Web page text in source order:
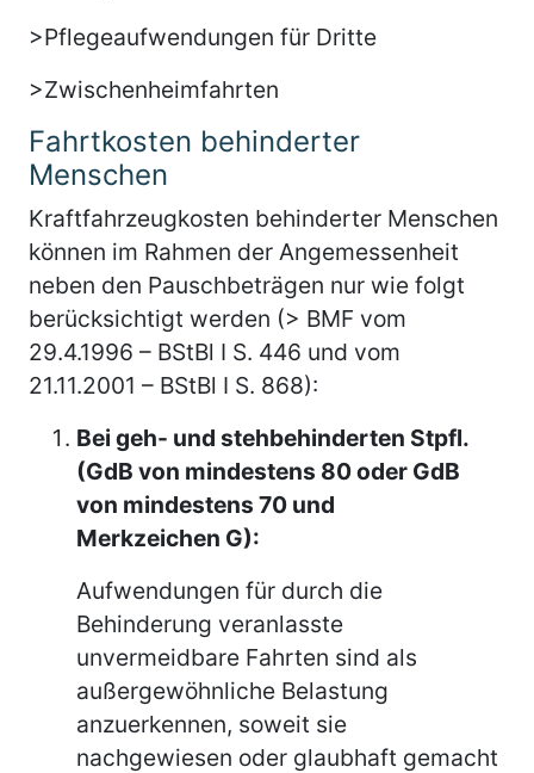
>Pflegeaufwendungen für Dritte
>Zwischenheimfahrten
Fahrtkosten behinderter
Menschen
Kraftfahrzeugkosten behinderter Menschen
können im Rahmen der Angemessenheit
neben den Pauschbeträgen nur wie folgt
berücksichtigt werden (> BMF vom
29.4.1996 – BStBl I S. 446 und vom
21.11.2001 – BStBl I S. 868):
Bei geh- und stehbehinderten Stpfl.
(GdB von mindestens 80 oder GdB
von mindestens 70 und
Merkzeichen G):
Aufwendungen für durch die
Behinderung veranlasste
unvermeidbare Fahrten sind als
außergewöhnliche Belastung
anzuerkennen, soweit sie
nachgewiesen oder glaubhaft gemacht